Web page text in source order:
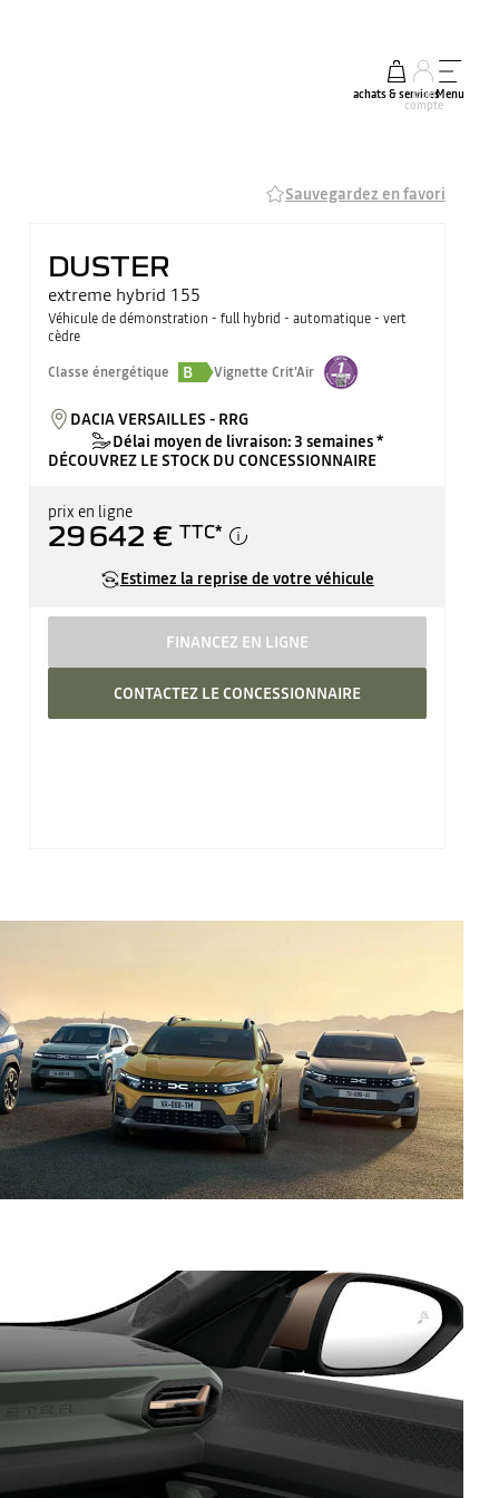
achats & services
mon
compte
Menu
Sauvegardez en favori
DUSTER
extreme hybrid 155
Véhicule de démonstration - full hybrid - automatique - vert
cèdre
Classe énergétique
B Vignette Crit'Air
DACIA VERSAILLES - RRG
Délai moyen de livraison: 3 semaines *
DÉCOUVREZ LE STOCK DU CONCESSIONNAIRE
prix en ligne
29 642 € TTC*
Estimez la reprise de votre véhicule
FINANCEZ EN LIGNE
CONTACTEZ LE CONCESSIONNAIRE